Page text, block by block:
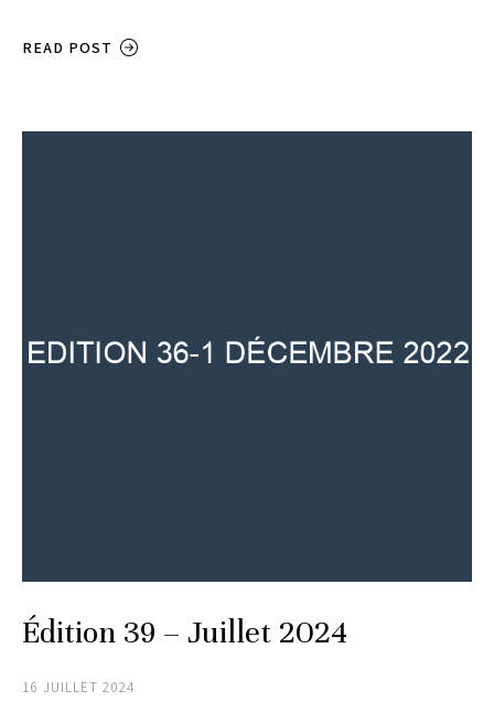
READ POST
Édition 39 – Juillet 2024
16 JUILLET 2024